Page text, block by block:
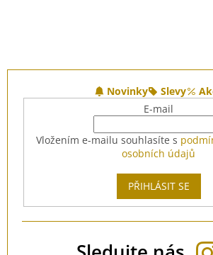
Novinky Slevy
E-mail
Vložením e-mailu souhlasíte s
osobních údajů
PŘIHLÁSIT SE